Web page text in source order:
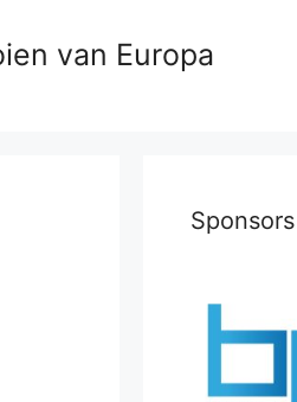
van Europa
Sponsors